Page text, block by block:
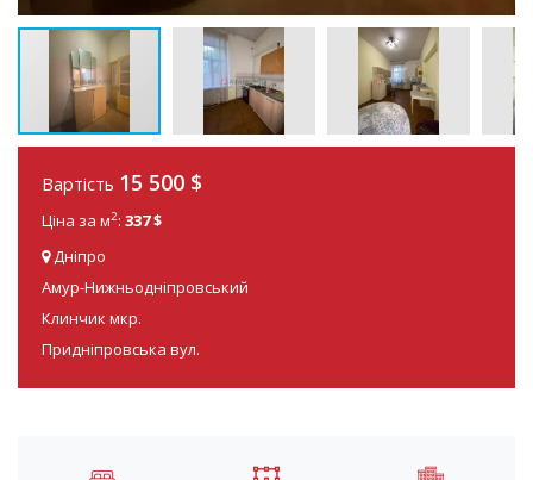
Вартість 15 500 $
Ціна за м2: 337 $
Дніпро
Амур-Нижньодніпровський
Клинчик мкр.
Придніпровська вул.